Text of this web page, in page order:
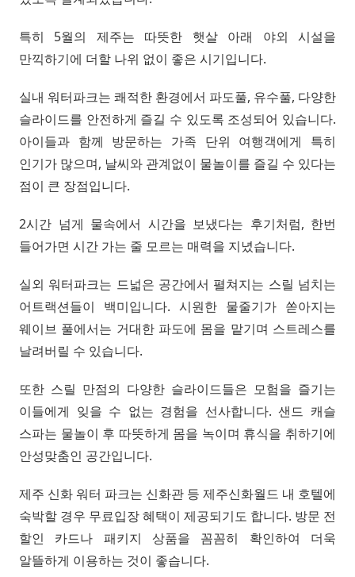
특히 5월의 제주는 따뜻한 햇살 아래 야외 시설을
만끽하기에 더할 나위 없이 좋은 시기입니다.
실내 워터파크는 쾌적한 환경에서 파도풀, 유수풀, 다양한
슬라이드를 안전하게 즐길 수 있도록 조성되어 있습니다.
아이들과 함께 방문하는 가족 단위 여행객에게 특히
인기가 많으며, 날씨와 관계없이 물놀이를 즐길 수 있다는
점이 큰 장점입니다.
2시간 넘게 물속에서 시간을 보냈다는 후기처럼, 한번
들어가면 시간 가는 줄 모르는 매력을 지녔습니다.
실외 워터파크는 드넓은 공간에서 펼쳐지는 스릴 넘치는
어트랙션들이 백미입니다. 시원한 물줄기가 쏟아지는
웨이브 풀에서는 거대한 파도에 몸을 맡기며 스트레스를
날려버릴 수 있습니다.
또한 스릴 만점의 다양한 슬라이드들은 모험을 즐기는
이들에게 잊을 수 없는 경험을 선사합니다. 샌드 캐슬
스파는 물놀이 후 따뜻하게 몸을 녹이며 휴식을 취하기에
안성맞춤인 공간입니다.
제주 신화 워터 파크는 신화관 등 제주신화월드 내 호텔에
숙박할 경우 무료입장 혜택이 제공되기도 합니다. 방문 전
할인 카드나 패키지 상품을 꼼꼼히 확인하여 더욱
알뜰하게 이용하는 것이 좋습니다.